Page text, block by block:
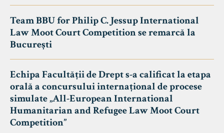
Team BBU for Philip C. Jessup International
Law Moot Court Competition se remarcă la
București
Echipa Facultății de Drept s-a calificat la etapa
orală a concursului internațional de procese
simulate „All-European International
Humanitarian and Refugee Law Moot Court
Competition”